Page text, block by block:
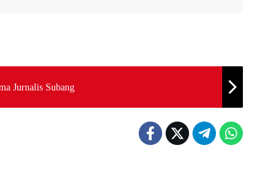
Jurnalis Subang